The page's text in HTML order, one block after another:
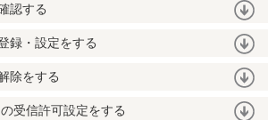
認する
録・設定をする
除をする
受信許可設定をする